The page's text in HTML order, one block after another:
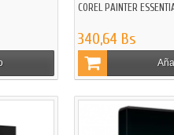
COREL PAINTER
340,64 Bs